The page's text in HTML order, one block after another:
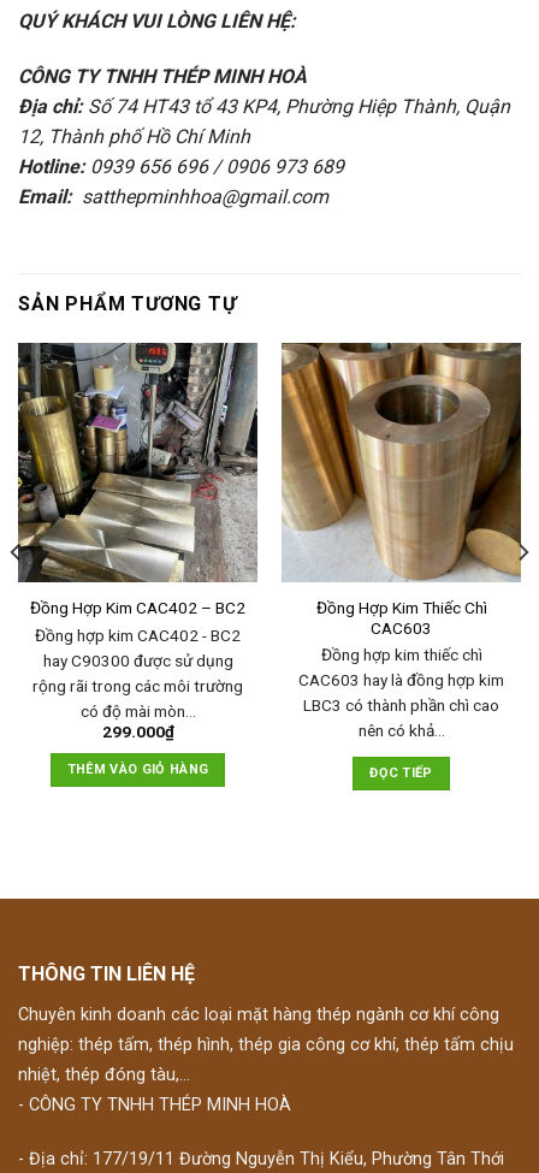
QUÝ KHÁCH VUI LÒNG LIÊN HỆ:
CÔNG TY TNHH THÉP MINH HOÀ
Địa chỉ:Số 74 HT43 tổ 43 KP4, Phường Hiệp Thành, Quận
12, Thành phố Hồ Chí Minh
Hotline: 0939 656 696 / 0906 973 689
Email:satthepminhhoa@gmail.com
SẢN PHẨM TƯƠNG TỰ
Đồng Hợp Kim CAC402 – BC2
Đồng hợp kim CAC402 - BC2
hay C90300 được sử dụng
rộng rãi trong các môi trường
có độ mài mòn…
299.000₫
THÊM VÀO GIỎ HÀNG
Đồng Hợp Kim Thiếc Chì
CAC603
Đồng hợp kim thiếc chì
CAC603 hay là đồng hợp kim
LBC3 có thành phần chì cao
nên có khả…
ĐỌC TIẾP
THÔNG TIN LIÊN HỆ
Chuyên kinh doanh các loại mặt hàng thép ngành cơ khí công
nghiệp: thép tấm, thép hình, thép gia công cơ khí, thép tấm chịu
nhiệt, thép đóng tàu,...
- CÔNG TY TNHH THÉP MINH HOÀ
- Địa chỉ: 177/19/11 Đường Nguyễn Thị Kiểu, Phường Tân Thới